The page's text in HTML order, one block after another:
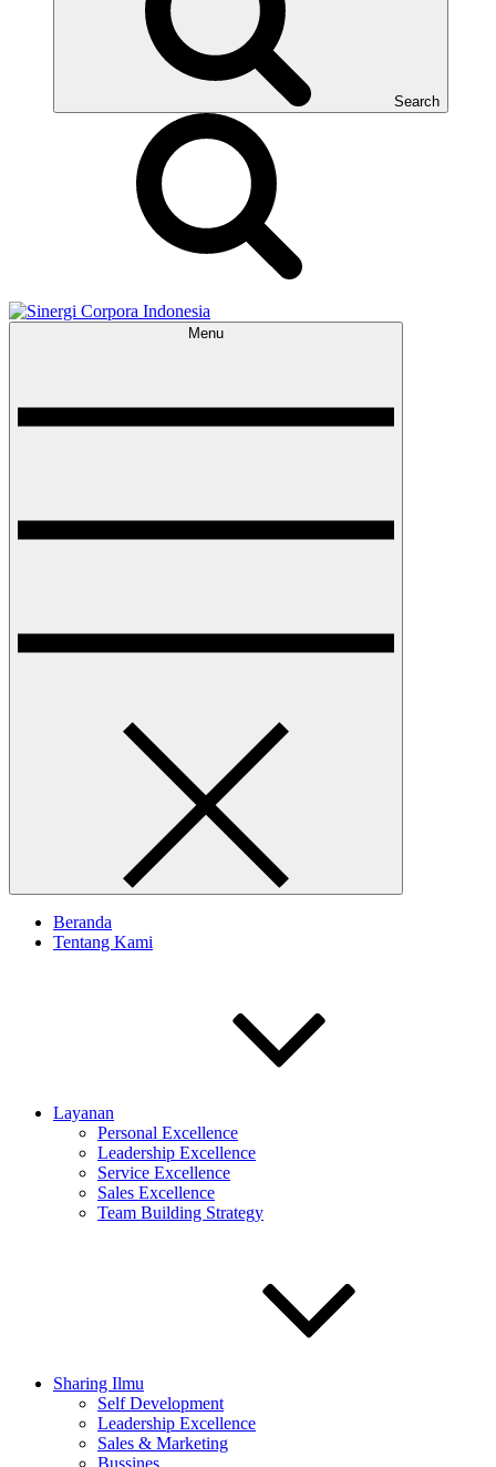
Search
Menu
Beranda
Tentang Kami
Layanan
Personal Excellence
Leadership Excellence
Service Excellence
Sales Excellence
Team Building Strategy
Sharing Ilmu
Self Development
Leadership Excellence
Sales & Marketing
Bussines